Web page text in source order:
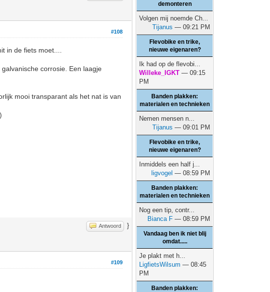
#108
in de fiets moet....
corrosie. Een laagje
mooi transparant als het nat is van
Antwoord }
#109
demonteren
Volgen mij noemde Ch...
Tijanus — 09:21 PM
Flevobike en trike,
nieuwe eigenaren?
Ik had op de flevobi...
Willeke_IGKT — 09:15
PM
Banden plakken:
materialen en technieken
Nemen mensen n...
Tijanus — 09:01 PM
Flevobike en trike,
nieuwe eigenaren?
Inmiddels een half j...
ligvogel — 08:59 PM
Banden plakken:
materialen en technieken
Nog een tip, contr...
Bianca F — 08:59 PM
Vandaag ben ik niet blij
omdat.....
Je plakt met h...
LigfietsWilsum — 08:45
PM
Banden plakken: